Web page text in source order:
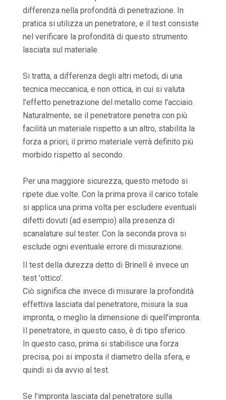
differenza nella profondità di penetrazione. In
pratica si utilizza un penetratore, e il test consiste
nel verificare la profondità di questo strumento
lasciata sul materiale.
Si tratta, a differenza degli altri metodi, di una
tecnica meccanica, e non ottica, in cui si valuta
l'effetto penetrazione del metallo come l'acciaio.
Naturalmente, se il penetratore penetra con più
facilità un materiale rispetto a un altro, stabilita la
forza a priori, il primo materiale verrà definito più
morbido rispetto al secondo.
Per una maggiore sicurezza, questo metodo si
ripete due volte. Con la prima prova il carico totale
si applica una prima volta per escludere eventuali
difetti dovuti (ad esempio) alla presenza di
scanalature sul tester. Con la seconda prova si
esclude ogni eventuale errore di misurazione.
Il test della durezza detto di Brinell è invece un
test 'ottico'.
Ciò significa che invece di misurare la profondità
effettiva lasciata dal penetratore, misura la sua
impronta, o meglio la dimensione di quell'impronta.
Il penetratore, in questo caso, è di tipo sferico.
In questo caso, prima si stabilisce una forza
precisa, poi si imposta il diametro della sfera, e
quindi si da avvio al test.
Se l'impronta lasciata dal penetratore sulla